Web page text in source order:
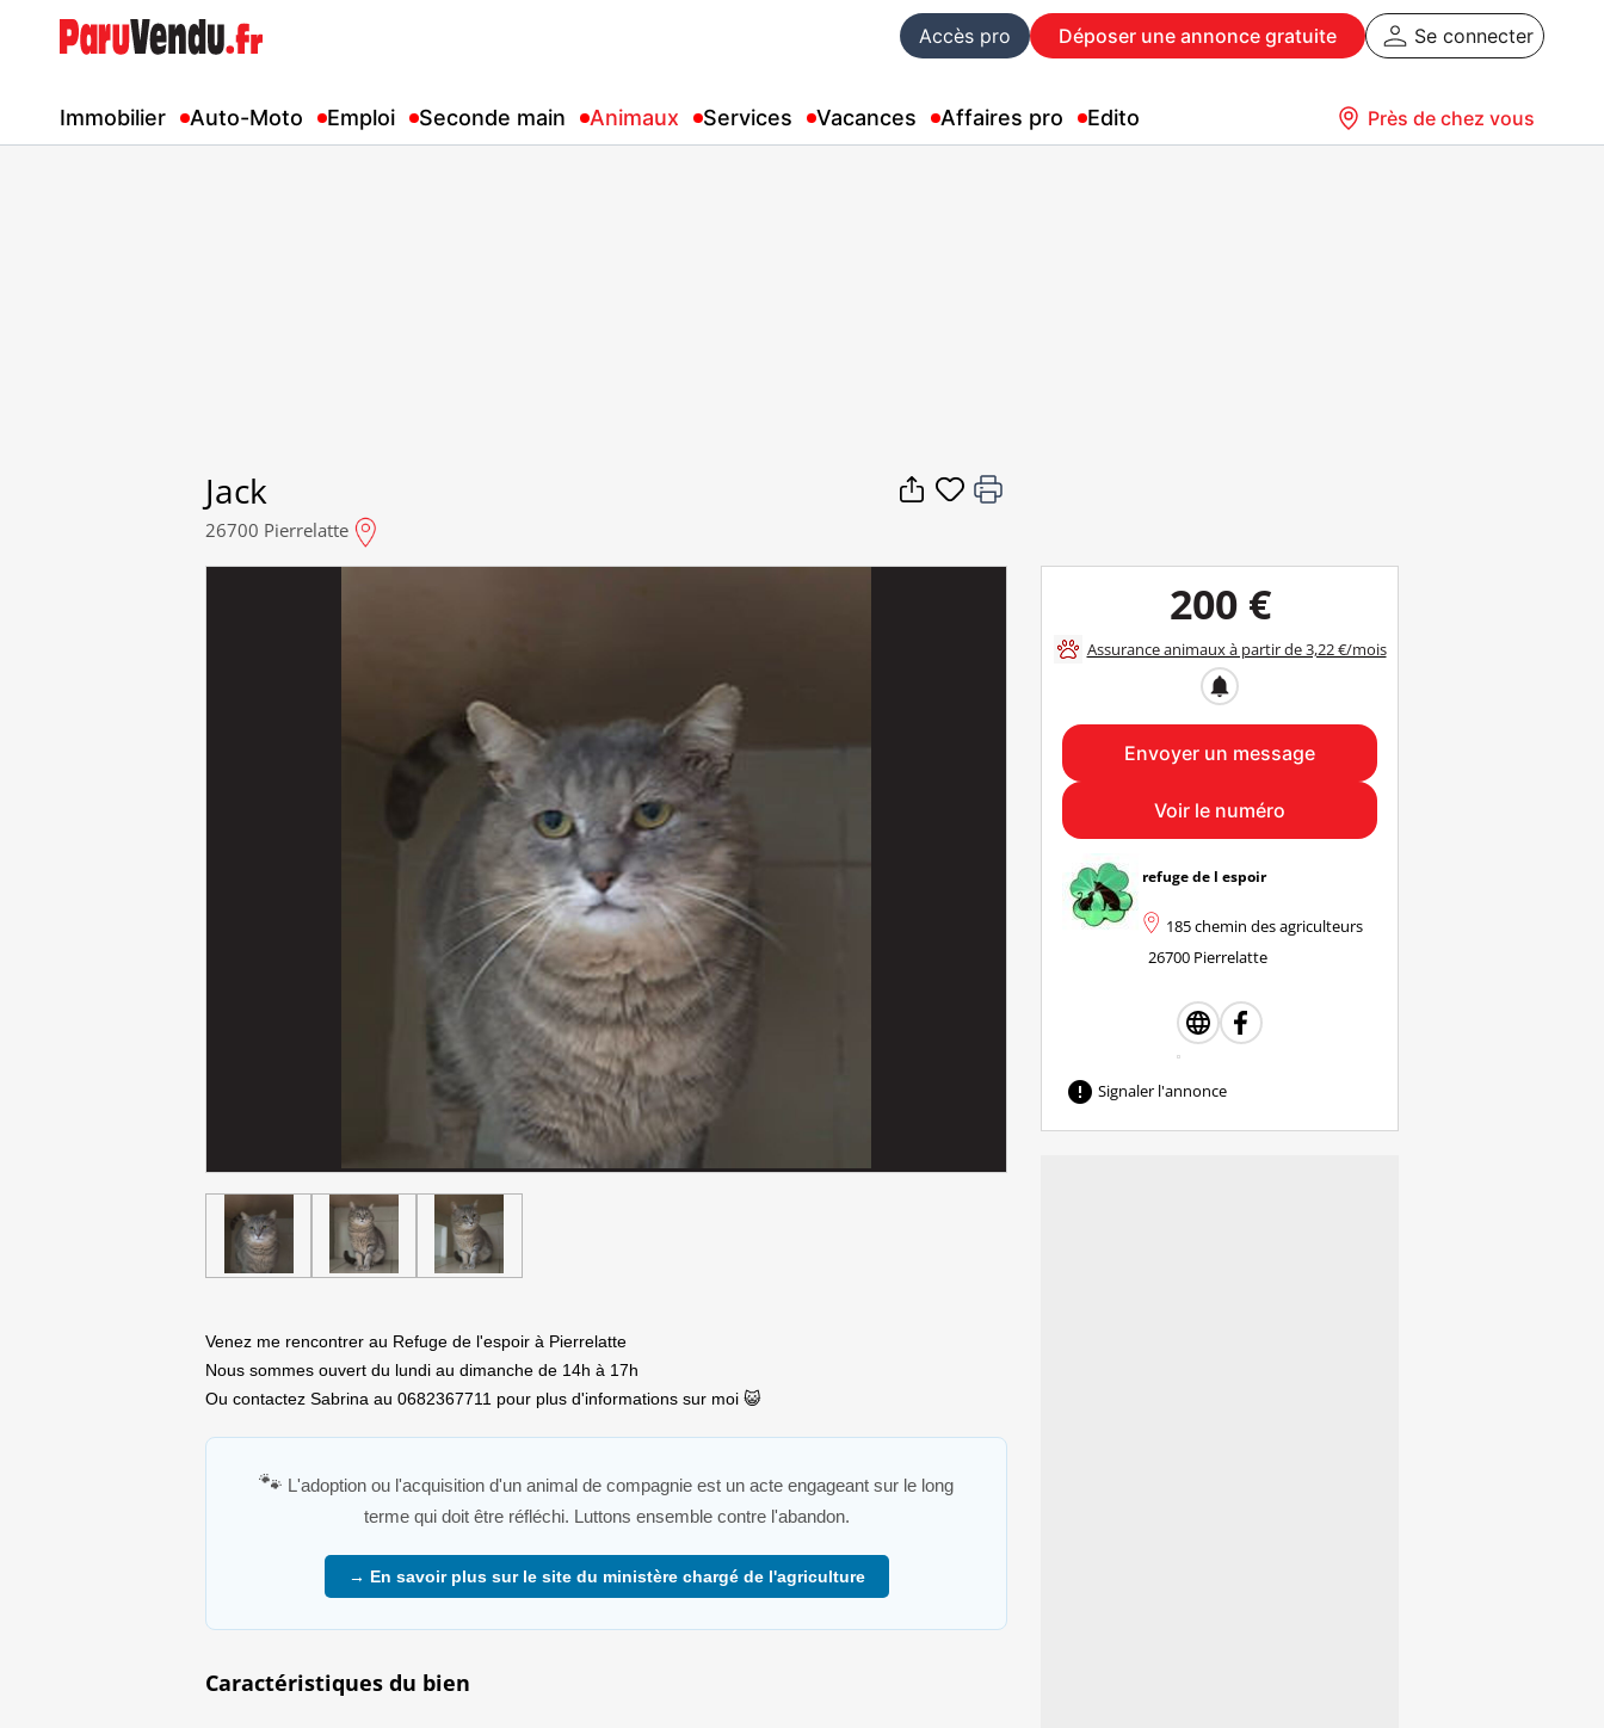
Accès pro Déposer une annonce gratuite Se connecter
Immobilier Auto-Moto Emploi Seconde main Animaux Services Vacances Affaires pro Edito Près de chez vous
Jack
26700 Pierrelatte
Venez me rencontrer au Refuge de l'espoir à Pierrelatte
Nous sommes ouvert du lundi au dimanche de 14h à 17h
Ou contactez Sabrina au 0682367711 pour plus d'informations sur moi 😺
🐾 L'adoption ou l'acquisition d'un animal de compagnie est un acte engageant sur le long
terme qui doit être réfléchi. Luttons ensemble contre l'abandon.
→ En savoir plus sur le site du ministère chargé de l'agriculture
Caractéristiques du bien
200 €
Assurance animaux à partir de 3,22 €/mois
notifications
Envoyer un message
Voir le numéro
refuge de l espoir
185 chemin des agriculteurs
26700 Pierrelatte
 Signaler l'annonce